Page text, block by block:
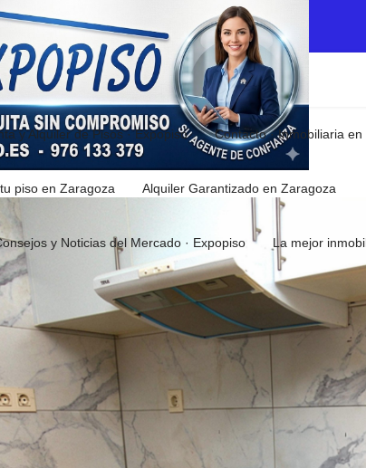
y Alquiler de Pisos · Expopiso Contacto · Inmobiliaria
piso en Zaragoza Alquiler Garantizado en Zaragoza
y Noticias del Mercado · Expopiso La mejor